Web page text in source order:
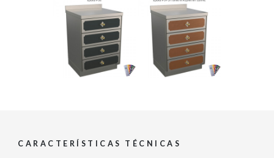
CARACTERÍSTICAS TÉCNICAS